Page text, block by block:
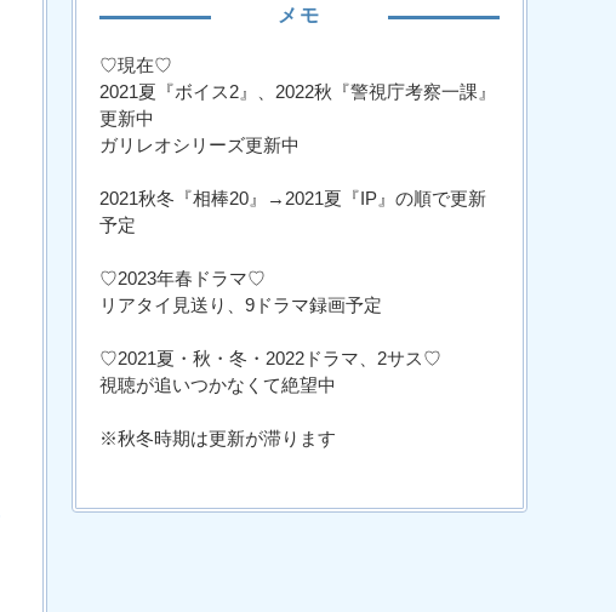
メモ
♡現在♡
2021夏『ボイス2』、2022秋『警視庁考察一課』
更新中
ガリレオシリーズ更新中
2021秋冬『相棒20』→2021夏『IP』の順で更新
予定
♡2023年春ドラマ♡
リアタイ見送り、9ドラマ録画予定
♡2021夏・秋・冬・2022ドラマ、2サス♡
視聴が追いつかなくて絶望中
※秋冬時期は更新が滞ります